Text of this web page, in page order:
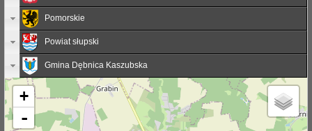
Pomorskie
Powiat słupski
Gmina Dębnica Kaszubska
+
-